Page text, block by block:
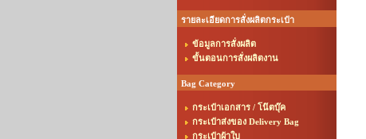
รายละเอียดการสั่งผลิตกระเป๋า
ข้อมูลการสั่งผลิต
ขั้นตอนการสั่งผลิตงาน
Bag Category
กระเป๋าเอกสาร / โน๊ตบุ๊ค
กระเป๋าส่งของ Delivery Bag
กระเป๋าผ้าใบ